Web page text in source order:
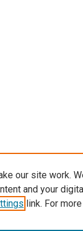
our site work.
and your
link. For